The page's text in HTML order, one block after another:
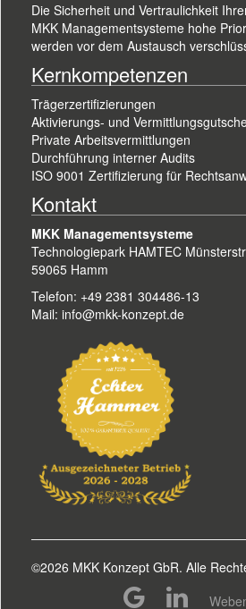
Die Sicherheit und Vertraulichkeit
MKK Managementsysteme hohe
werden vor dem Austausch
Kernkompetenzen
Trägerzertifizierungen
Aktivierungs- und
Private Arbeitsvermittlungen
Durchführung interner Audits
ISO 9001 Zertifizierung für
Kontakt
MKK Managementsysteme
Technologiepark HAMTEC
59065 Hamm
Telefon: +49 2381 304486-13
Mail: info@mkk-konzept.de
©2026 MKK Konzept GbR. Alle